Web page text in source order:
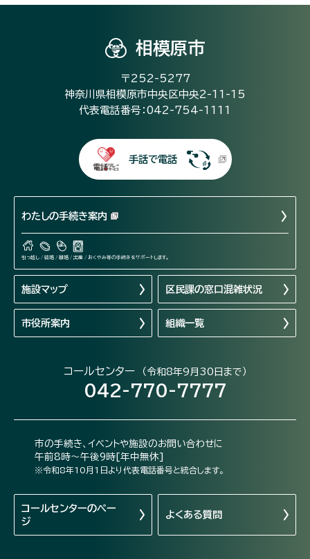
相模原市
〒252-5277
神奈川県相模原市中央区中央2-11-15
代表電話番号：042-754-1111
手話で電話
わたしの手続き案内
引っ越し / 結婚 / 離婚 / 出産 / おくやみ等の手続きをサポートします。
施設マップ 区民課の窓口混雑状況
市役所案内 組織一覧
コールセンター （令和8年9月30日まで）
042-770-7777
市の手続き、イベントや施設のお問い合わせに
午前8時～午後9時[年中無休]
※令和8年10月1日より代表電話番号と統合します。
コールセンターのペー
ジ
よくある質問